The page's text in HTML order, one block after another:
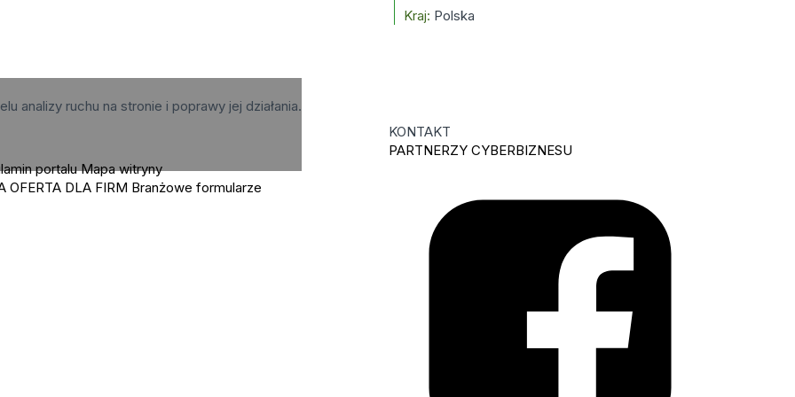
Kraj: Polska
analizy ruchu na stronie i poprawy jej działania.
portalu Mapa witryny
OFERTA DLA FIRM Branżowe formularze
KONTAKT
PARTNERZY CYBERBIZNESU